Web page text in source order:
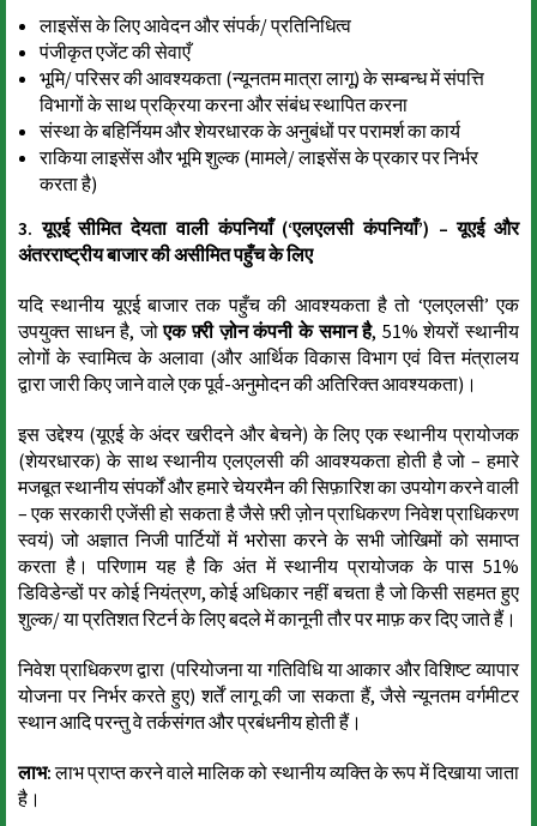
लाइसेंस के लिए आवेदन और संपर्क/ प्रतिनिधित्व
पंजीकृत एजेंट की सेवाएँ
भूमि/ परिसर की आवश्यकता (न्यूनतम मात्रा लागू) के सम्बन्ध में संपत्ति
विभागों के साथ प्रक्रिया करना और संबंध स्थापित करना
संस्था के बहिर्नियम और शेयरधारक के अनुबंधों पर परामर्श का कार्य
राकिया लाइसेंस और भूमि शुल्क (मामले/ लाइसेंस के प्रकार पर निर्भर
करता है)
3. यूएई सीमित देयता वाली कंपनियाँ (‘एलएलसी कंपनियाँ’) – यूएई और
अंतरराष्ट्रीय बाजार की असीमित पहुँच के लिए
यदि स्थानीय यूएई बाजार तक पहुँच की आवश्यकता है तो ‘एलएलसी’ एक
उपयुक्त साधन है, जोएक फ़्री ज़ोन कंपनी के समान है, 51% शेयरों स्थानीय
लोगों के स्वामित्व के अलावा (और आर्थिक विकास विभाग एवं वित्त मंत्रालय
द्वारा जारी किए जाने वाले एक पूर्व-अनुमोदन की अतिरिक्त आवश्यकता)।
इस उद्देश्य (यूएई के अंदर खरीदने और बेचने) के लिए एक स्थानीय प्रायोजक
(शेयरधारक) के साथ स्थानीय एलएलसी की आवश्यकता होती है जो – हमारे
मजबूत स्थानीय संपर्कों और हमारे चेयरमैन की सिफ़ारिश का उपयोग करने वाली
– एक सरकारी एजेंसी हो सकता है जैसे फ़्री ज़ोन प्राधिकरण निवेश प्राधिकरण
स्वयं) जो अज्ञात निजी पार्टियों में भरोसा करने के सभी जोखिमों को समाप्त
करता है। परिणाम यह है कि अंत में स्थानीय प्रायोजक के पास 51%
डिविडेन्डों पर कोई नियंत्रण, कोई अधिकार नहीं बचता है जो किसी सहमत हुए
शुल्क/ या प्रतिशत रिटर्न के लिए बदले में कानूनी तौर पर माफ़ कर दिए जाते हैं।
निवेश प्राधिकरण द्वारा (परियोजना या गतिविधि या आकार और विशिष्ट व्यापार
योजना पर निर्भर करते हुए) शर्तें लागू की जा सकता हैं, जैसे न्यूनतम वर्गमीटर
स्थान आदि परन्तु वे तर्कसंगत और प्रबंधनीय होती हैं।
लाभ:लाभ प्राप्त करने वाले मालिक को स्थानीय व्यक्ति के रूप में दिखाया जाता
है।